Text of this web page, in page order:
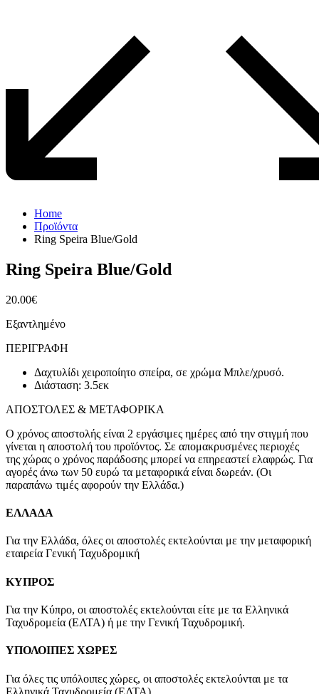
Home
Προϊόντα
Ring Speira Blue/Gold
Ring Speira Blue/Gold
20.00€
Εξαντλημένο
ΠΕΡΙΓΡΑΦΉ
Δαχτυλίδι χειροποίητο σπείρα, σε χρώμα Μπλε/χρυσό.
Διάσταση: 3.5εκ
ΑΠΟΣΤΟΛΕΣ & ΜΕΤΑΦΟΡΙΚΑ
Ο χρόνος αποστολής είναι 2 εργάσιμες ημέρες από την στιγμή που
γίνεται η αποστολή του προϊόντος. Σε απομακρυσμένες περιοχές
της χώρας ο χρόνος παράδοσης μπορεί να επηρεαστεί ελαφρώς. Για
αγορές άνω των 50 ευρώ τα μεταφορικά είναι δωρεάν. (Οι
παραπάνω τιμές αφορούν την Ελλάδα.)
ΕΛΛΑΔΑ
Για την Ελλάδα, όλες οι αποστολές εκτελούνται με την μεταφορική
εταιρεία Γενική Ταχυδρομική
ΚΥΠΡΟΣ
Για την Κύπρο, οι αποστολές εκτελούνται είτε με τα Ελληνικά
Ταχυδρομεία (ΕΛΤΑ) ή με την Γενική Ταχυδρομική.
ΥΠΟΛΟΙΠΕΣ ΧΩΡΕΣ
Για όλες τις υπόλοιπες χώρες, οι αποστολές εκτελούνται με τα
Ελληνικά Ταχυδρομεία (ΕΛΤΑ).